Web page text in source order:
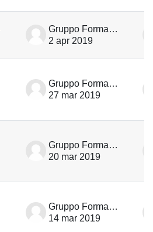
Gruppo Formazione
2 apr 2019
Gruppo Formazione
27 mar 2019
Gruppo Formazione
20 mar 2019
Gruppo Formazione
14 mar 2019